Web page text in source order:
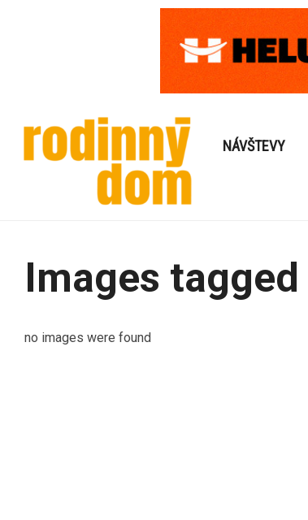
NÁVŠTEVY
Images
no images were found